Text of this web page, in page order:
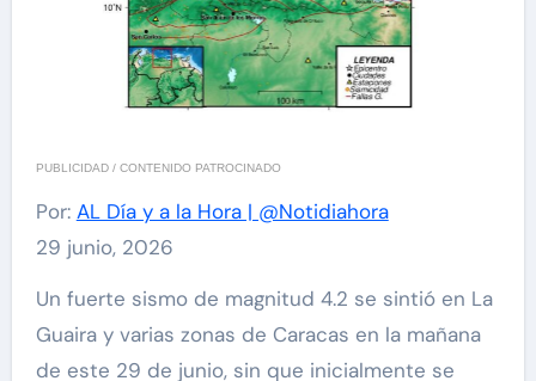
PUBLICIDAD / CONTENIDO PATROCINADO
Por: AL Día y a la Hora | @Notidiahora
29 junio, 2026
Un fuerte sismo de magnitud 4.2 se sintió en La
Guaira y varias zonas de Caracas en la mañana
de este 29 de junio, sin que inicialmente se